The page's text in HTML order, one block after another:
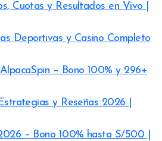
Cuotas y Resultados en Vivo |
Deportivas y Casino Completo
– Bono 100% y 296+
y Reseñas 2026 |
– Bono 100% hasta S/500 |